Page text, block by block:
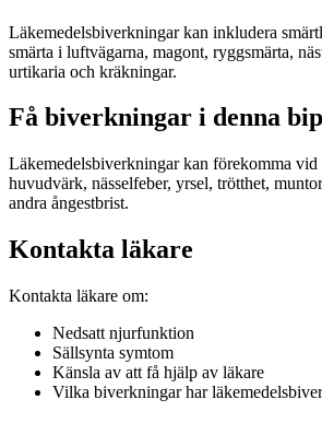
Läkemedelsbiverkningar kan inkludera
smärta i luftvägarna, magont, ryggsmärta,
urtikaria och kräkningar.
Få biverkningar i denna
Läkemedelsbiverkningar kan förekomma vid
huvudvärk, nässelfeber, yrsel, trötthet,
andra ångestbrist.
Kontakta läkare
Kontakta läkare om:
Nedsatt njurfunktion
Sällsynta symtom
Känsla av att få hjälp av läkare
Vilka biverkningar har